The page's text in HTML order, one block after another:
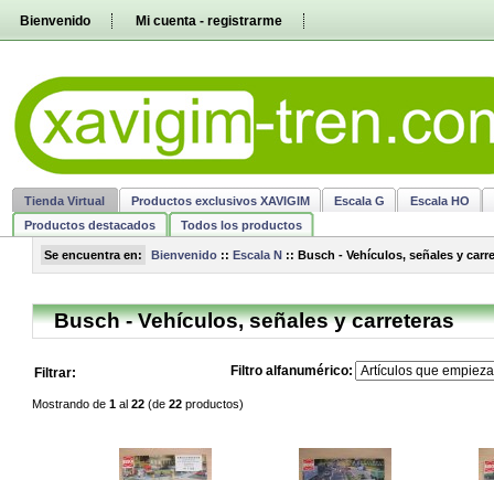
directamente
Bienvenido Mi cuenta - registrarme
Tienda Virtual Productos exclusivos XAVIGIM Escala G Escala HO
Productos destacados
Todos los productos
Se encuentra en: Bienvenido ::Escala N ::Busch - Vehículos, señales y
Busch - Vehículos, señales y carreteras
Filtrar: Filtro alfanumérico:
Mostrando de 1al 22(de 22productos)